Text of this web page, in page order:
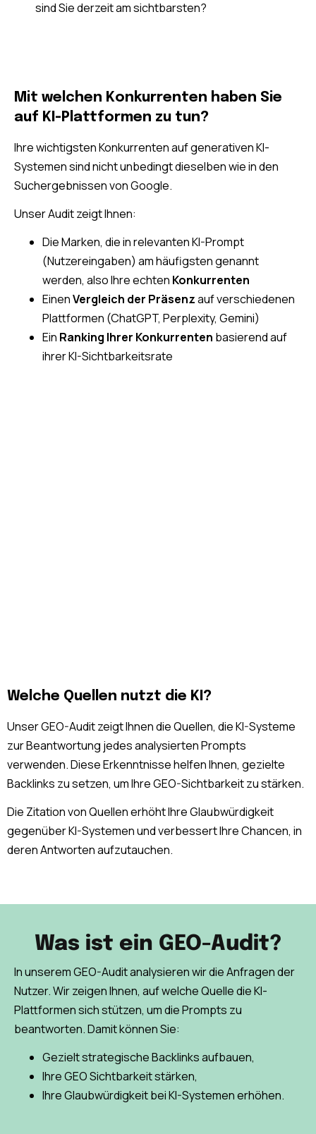
sind Sie derzeit am sichtbarsten?
Mit welchen Konkurrenten haben Sie
auf KI-Plattformen zu tun?
Ihre wichtigsten Konkurrenten auf generativen KI-
Systemen sind nicht unbedingt dieselben wie in den
Suchergebnissen von Google.
Unser Audit zeigt Ihnen:
Die Marken, die in relevanten KI-Prompt
(Nutzereingaben) am häufigsten genannt
werden, also Ihre echten Konkurrenten
EinenVergleich der Präsenzauf verschiedenen
Plattformen (ChatGPT, Perplexity, Gemini)
Ein Ranking Ihrer Konkurrenten basierend auf
ihrer KI-Sichtbarkeitsrate
Welche Quellen nutzt die KI?
Unser GEO-Audit zeigt Ihnen die Quellen, die KI-Systeme
zur Beantwortung jedes analysierten Prompts
verwenden. Diese Erkenntnisse helfen Ihnen, gezielte
Backlinks zu setzen, um Ihre GEO-Sichtbarkeit zu stärken.
Die Zitation von Quellen erhöht Ihre Glaubwürdigkeit
gegenüber KI-Systemen und verbessert Ihre Chancen, in
deren Antworten aufzutauchen.
Was ist ein GEO-Audit?
In unserem GEO-Audit analysieren wir die Anfragen der
Nutzer. Wir zeigen Ihnen, auf welche Quelle die KI-
Plattformen sich stützen, um die Prompts zu
beantworten. Damit können Sie:
Gezielt strategische Backlinks aufbauen,
Ihre GEO Sichtbarkeit stärken,
Ihre Glaubwürdigkeit bei KI-Systemen erhöhen.